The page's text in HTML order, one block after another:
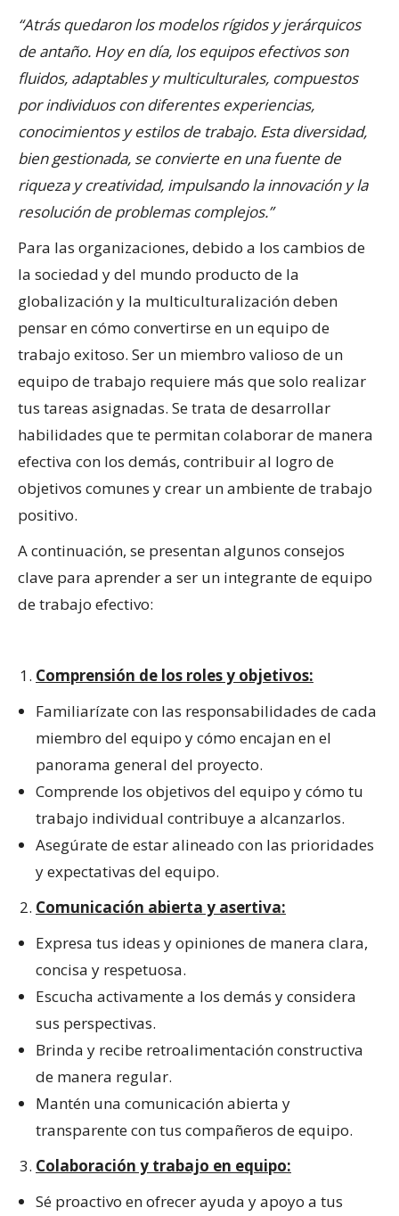
“Atrás quedaron los modelos rígidos y jerárquicos
de antaño. Hoy en día, los equipos efectivos son
fluidos, adaptables y multiculturales, compuestos
por individuos con diferentes experiencias,
conocimientos y estilos de trabajo. Esta diversidad,
bien gestionada, se convierte en una fuente de
riqueza y creatividad, impulsando la innovación y la
resolución de problemas complejos.”
Para las organizaciones, debido a los cambios de
la sociedad y del mundo producto de la
globalización y la multiculturalización deben
pensar en cómo convertirse en un equipo de
trabajo exitoso. Ser un miembro valioso de un
equipo de trabajo requiere más que solo realizar
tus tareas asignadas. Se trata de desarrollar
habilidades que te permitan colaborar de manera
efectiva con los demás, contribuir al logro de
objetivos comunes y crear un ambiente de trabajo
positivo.
A continuación, se presentan algunos consejos
clave para aprender a ser un integrante de equipo
de trabajo efectivo:
Comprensión de los roles y objetivos:
Familiarízate con las responsabilidades de cada
miembro del equipo y cómo encajan en el
panorama general del proyecto.
Comprende los objetivos del equipo y cómo tu
trabajo individual contribuye a alcanzarlos.
Asegúrate de estar alineado con las prioridades
y expectativas del equipo.
Comunicación abierta y asertiva:
Expresa tus ideas y opiniones de manera clara,
concisa y respetuosa.
Escucha activamente a los demás y considera
sus perspectivas.
Brinda y recibe retroalimentación constructiva
de manera regular.
Mantén una comunicación abierta y
transparente con tus compañeros de equipo.
Colaboración y trabajo en equipo:
Sé proactivo en ofrecer ayuda y apoyo a tus